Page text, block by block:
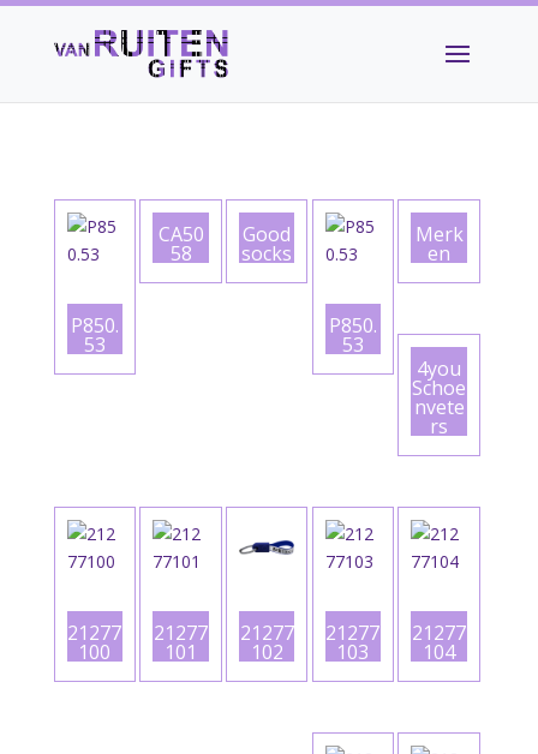
P850.
53
CA50
58
Good
socks
P850.
53
Merk
en
4you
Schoe
nvete
rs
21277
100
21277
101
21277
102
21277
103
21277
104